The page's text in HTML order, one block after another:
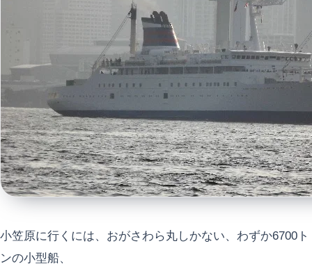
小笠原に行くには、おがさわら丸しかない、わずか6700ト
ンの小型船、